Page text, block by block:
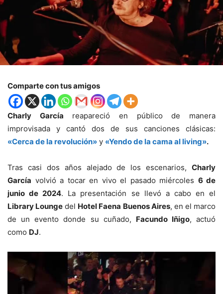
Comparte con tus amigos
Charly García reapareció en público de manera
improvisada y cantó dos de sus canciones clásicas:
«Cerca de la revolución» y «Yendo de la cama al living».
Tras casi dos años alejado de los escenarios, Charly
García volvió a tocar en vivo el pasado miércoles 6 de
junio de 2024. La presentación se llevó a cabo en el
Library Lounge del Hotel Faena Buenos Aires, en el marco
de un evento donde su cuñado, Facundo Iñigo, actuó
como DJ.